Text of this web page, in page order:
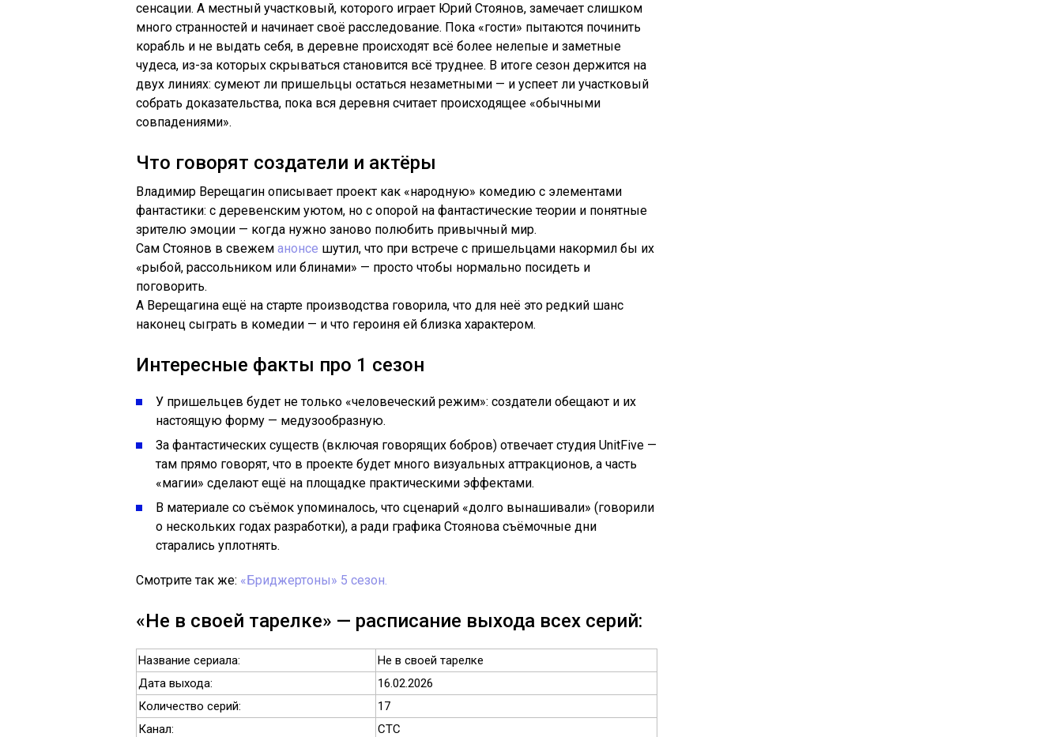
сенсации. А местный участковый, которого играет Юрий Стоянов, замечает слишком
много странностей и начинает своё расследование. Пока «гости» пытаются починить
корабль и не выдать себя, в деревне происходят всё более нелепые и заметные
чудеса, из-за которых скрываться становится всё труднее. В итоге сезон держится на
двух линиях: сумеют ли пришельцы остаться незаметными — и успеет ли участковый
собрать доказательства, пока вся деревня считает происходящее «обычными
совпадениями».
Что говорят создатели и актёры
Владимир Верещагин описывает проект как «народную» комедию с элементами
фантастики: с деревенским уютом, но с опорой на фантастические теории и понятные
зрителю эмоции — когда нужно заново полюбить привычный мир.
Сам Стоянов в свежем анонсе шутил, что при встрече с пришельцами накормил бы их
«рыбой, рассольником или блинами» — просто чтобы нормально посидеть и
поговорить.
А Верещагина ещё на старте производства говорила, что для неё это редкий шанс
наконец сыграть в комедии — и что героиня ей близка характером.
Интересные факты про 1 сезон
У пришельцев будет не только «человеческий режим»: создатели обещают и их
настоящую форму — медузообразную.
За фантастических существ (включая говорящих бобров) отвечает студия UnitFive —
там прямо говорят, что в проекте будет много визуальных аттракционов, а часть
«магии» сделают ещё на площадке практическими эффектами.
В материале со съёмок упоминалось, что сценарий «долго вынашивали» (говорили
о нескольких годах разработки), а ради графика Стоянова съёмочные дни
старались уплотнять.
Смотрите так же: «Бриджертоны» 5 сезон.
«Не в своей тарелке» — расписание выхода всех серий:
Название сериала:
Не в своей тарелке
Дата выхода:
16.02.2026
Количество серий:
17
Канал:
СТС